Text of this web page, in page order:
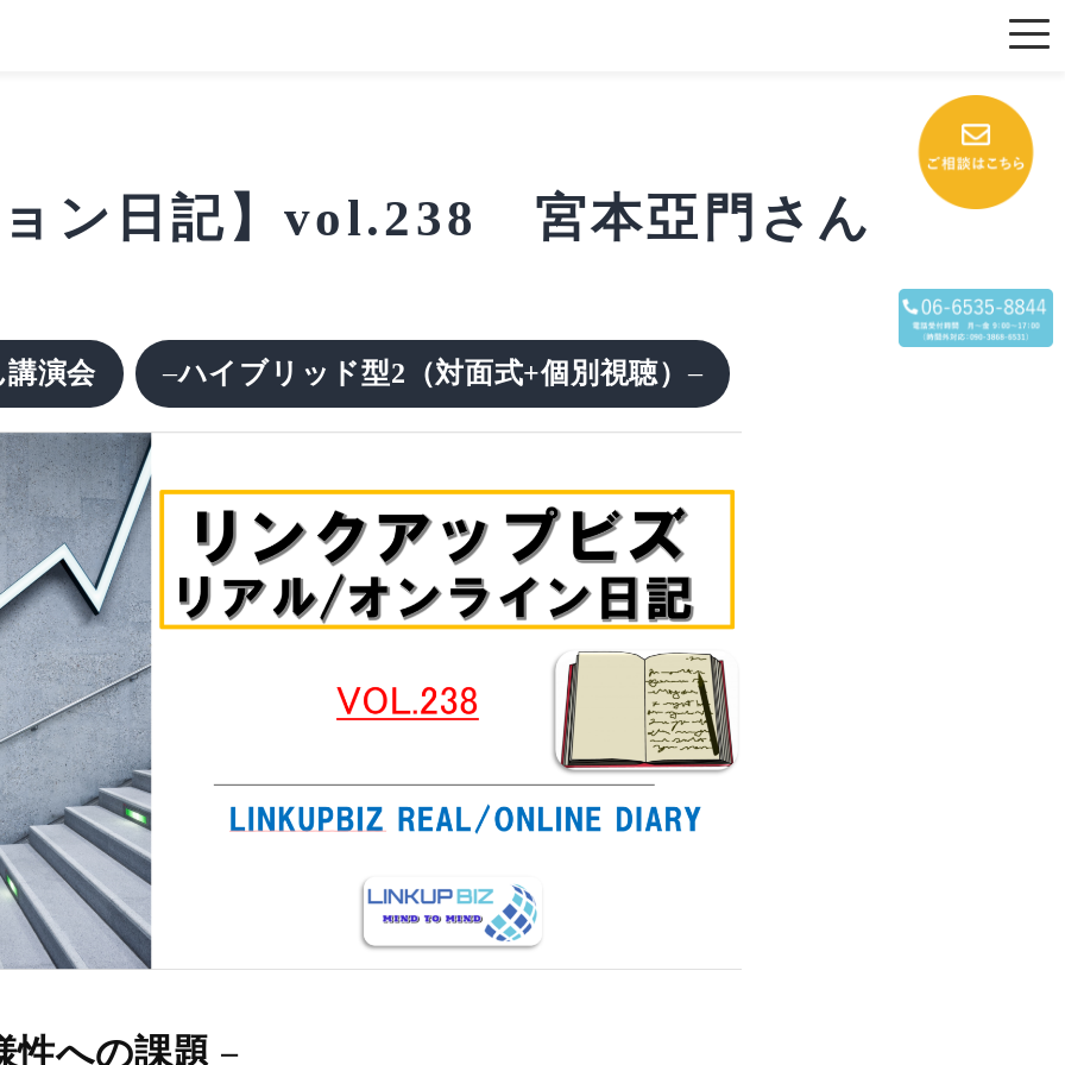
ン日記】vol.238 宮本亞門さん
講演会 –ハイブリッド型2（対面式+個別視聴）–
性への課題 －